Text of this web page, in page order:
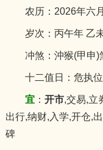
农历：2026年六月
岁次：丙午年 乙未
冲煞：沖猴(甲申)
十二值日：危执位
宜： 开市,交易,立
出行,纳财,入学,开仓,
碑